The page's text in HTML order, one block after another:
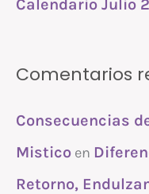
Calendario Julio
Comentarios
Consecuencias
Mistico en
Retorno,